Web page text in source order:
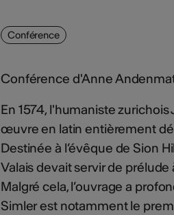
Conférence
Conférence d'Anne
En 1574, l'humaniste
œuvre en latin entièrement
Destinée à l’évêque de Sion
Valais devait servir de
Malgré cela, l’ouvrage a
Simler est notamment le